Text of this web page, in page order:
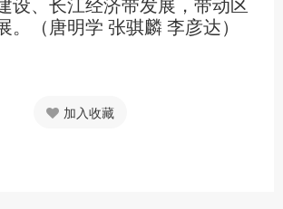
设、长江经济带发展，带动区
。（唐明学 张骐麟 李彦达）
加入收藏